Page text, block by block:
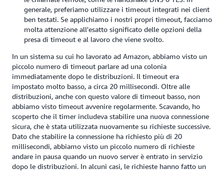
generale, preferiamo utilizzare i timeout integrati nei client
ben testati. Se applichiamo i nostri propri timeout, facciamo
molta attenzione all'esatto significato delle opzioni della
presa di timeout e al lavoro che viene svolto.
In un sistema su cui ho lavorato ad Amazon, abbiamo visto un
piccolo numero di timeout parlare ad una colonia
immediatamente dopo le distribuzioni. Il timeout era
impostato molto basso, a circa 20 millisecondi. Oltre alle
distribuzioni, anche con questo valore di timeout basso, non
abbiamo visto timeout avvenire regolarmente. Scavando, ho
scoperto che il timer includeva stabilire una nuova connessione
sicura, che è stata utilizzata nuovamente su richieste successive.
Dato che stabilire la connessione ha richiesto più di 20
millisecondi, abbiamo visto un piccolo numero di richieste
andare in pausa quando un nuovo server è entrato in servizio
dopo le distribuzioni. In alcuni casi, le richieste hanno fatto un